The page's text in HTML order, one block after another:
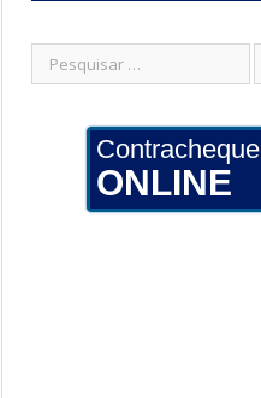
Contracheque
ONLINE